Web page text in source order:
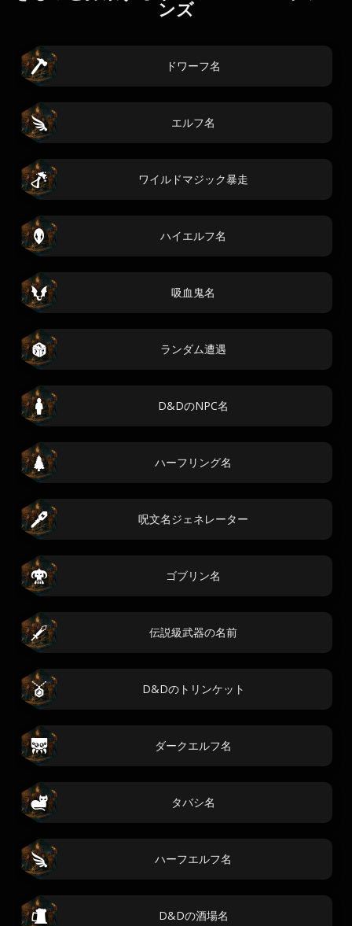
ンズ
ドワーフ名
エルフ名
ワイルドマジック暴走
ハイエルフ名
吸血鬼名
ランダム遭遇
D&DのNPC名
ハーフリング名
呪文名ジェネレーター
ゴブリン名
伝説級武器の名前
D&Dのトリンケット
ダークエルフ名
タバシ名
ハーフエルフ名
D&Dの酒場名